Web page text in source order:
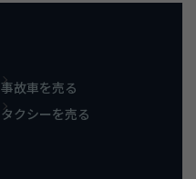
事故車を売る
タクシーを売る